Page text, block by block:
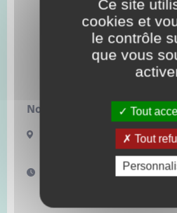
Nous contacter :
27910 LETTEGUIVES
Horaires d'ouverture :
Ce site
cookies et
le contrôle
que vous
Tout
Tout